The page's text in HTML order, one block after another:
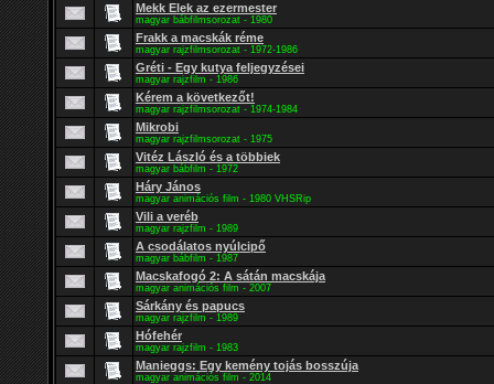
Mekk Elek az ezermester
magyar bábfilmsorozat - 1980
Frakk a macskák réme
magyar rajzfilmsorozat - 1972-1986
Gréti - Egy kutya feljegyzései
magyar rajzfilm - 1986
Kérem a következőt!
magyar rajzfilmsorozat - 1974-1984
Mikrobi
magyar rajzfilmsorozat - 1975
Vitéz László és a többiek
magyar bábfilm - 1972
Háry János
magyar animációs film - 1980 VHSRip
Vili a veréb
magyar rajzfilm - 1989
A csodálatos nyúlcipő
magyar bábfilm - 1987
Macskafogó 2: A sátán macskája
magyar animációs film - 2007
Sárkány és papucs
magyar rajzfilm - 1989
Hófehér
magyar rajzfilm - 1983
Manieggs: Egy kemény tojás bosszúja
magyar animációs film - 2014